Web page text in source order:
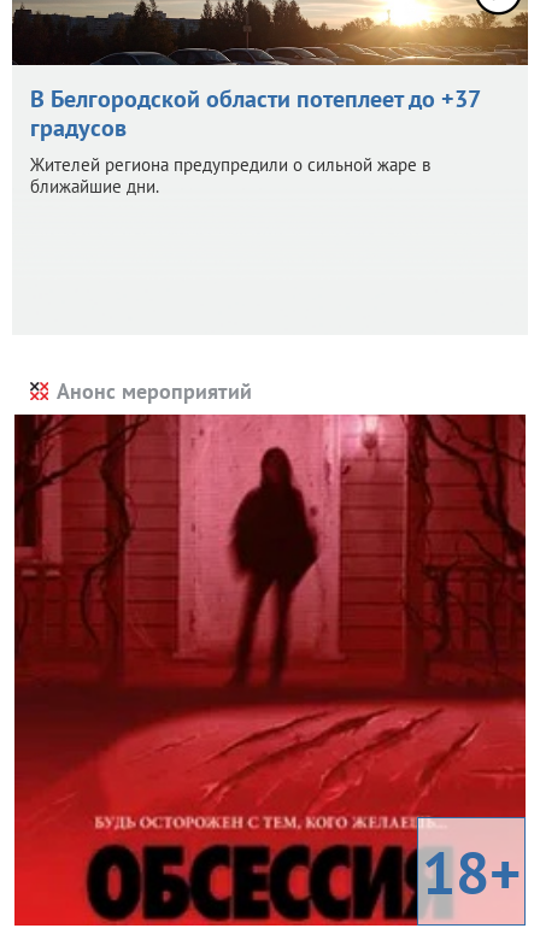
В Белгородской области потеплеет до +37
градусов
Жителей региона предупредили о сильной жаре в
ближайшие дни.
Анонс мероприятий
18+